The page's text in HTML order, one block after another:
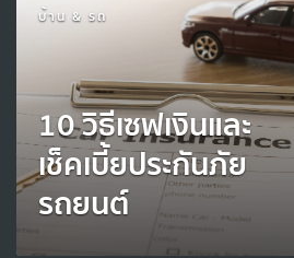
บ้าน & รถ
10 วิธีเซฟเงินและ
เช็คเบี้ยประกันภัย
รถยนต์